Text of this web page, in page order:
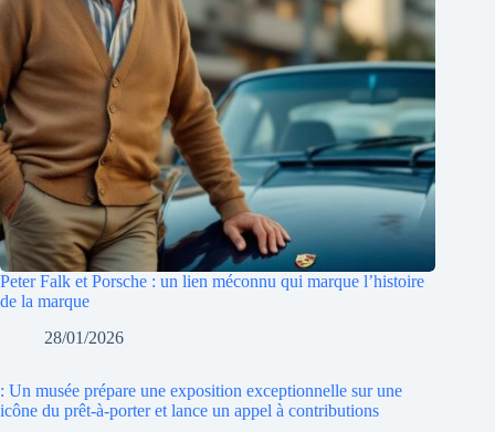
Peter Falk et Porsche : un lien méconnu qui marque l’histoire
de la marque
28/01/2026
: Un musée prépare une exposition exceptionnelle sur une
icône du prêt-à-porter et lance un appel à contributions